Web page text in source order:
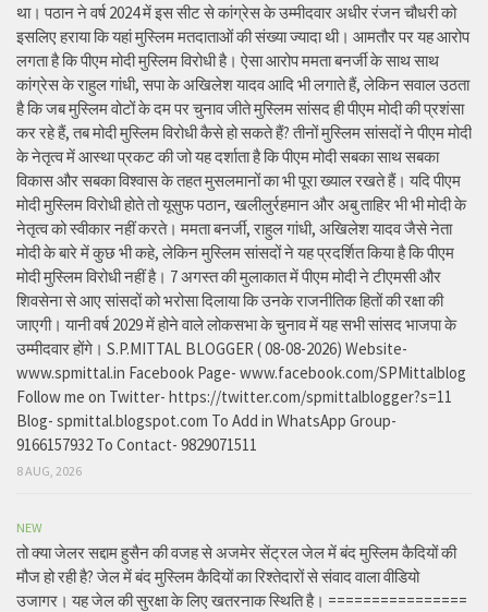
था। पठान ने वर्ष 2024 में इस सीट से कांग्रेस के उम्मीदवार अधीर रंजन चौधरी को
इसलिए हराया कि यहां मुस्लिम मतदाताओं की संख्या ज्यादा थी। आमतौर पर यह आरोप
लगता है कि पीएम मोदी मुस्लिम विरोधी है। ऐसा आरोप ममता बनर्जी के साथ साथ
कांग्रेस के राहुल गांधी, सपा के अखिलेश यादव आदि भी लगाते हैं, लेकिन सवाल उठता
है कि जब मुस्लिम वोटों के दम पर चुनाव जीते मुस्लिम सांसद ही पीएम मोदी की प्रशंसा
कर रहे हैं, तब मोदी मुस्लिम विरोधी कैसे हो सकते हैं? तीनों मुस्लिम सांसदों ने पीएम मोदी
के नेतृत्व में आस्था प्रकट की जो यह दर्शाता है कि पीएम मोदी सबका साथ सबका
विकास और सबका विश्वास के तहत मुसलमानों का भी पूरा ख्याल रखते हैं। यदि पीएम
मोदी मुस्लिम विरोधी होते तो यूसुफ पठान, खलीलुर्रहमान और अबु ताहिर भी भी मोदी के
नेतृत्व को स्वीकार नहीं करते। ममता बनर्जी, राहुल गांधी, अखिलेश यादव जैसे नेता
मोदी के बारे में कुछ भी कहे, लेकिन मुस्लिम सांसदों ने यह प्रदर्शित किया है कि पीएम
मोदी मुस्लिम विरोधी नहीं है। 7 अगस्त की मुलाकात में पीएम मोदी ने टीएमसी और
शिवसेना से आए सांसदों को भरोसा दिलाया कि उनके राजनीतिक हितों की रक्षा की
जाएगी। यानी वर्ष 2029 में होने वाले लोकसभा के चुनाव में यह सभी सांसद भाजपा के
उम्मीदवार होंगे। S.P.MITTAL BLOGGER ( 08-08-2026) Website-
www.spmittal.in Facebook Page- www.facebook.com/SPMittalblog
Follow me on Twitter- https://twitter.com/spmittalblogger?s=11
Blog- spmittal.blogspot.com To Add in WhatsApp Group-
9166157932 To Contact- 9829071511
8 AUG, 2026
NEW
तो क्या जेलर सद्दाम हुसैन की वजह से अजमेर सेंट्रल जेल में बंद मुस्लिम कैदियों की
मौज हो रही है? जेल में बंद मुस्लिम कैदियों का रिश्तेदारों से संवाद वाला वीडियो
उजागर। यह जेल की सुरक्षा के लिए खतरनाक स्थिति है। ================